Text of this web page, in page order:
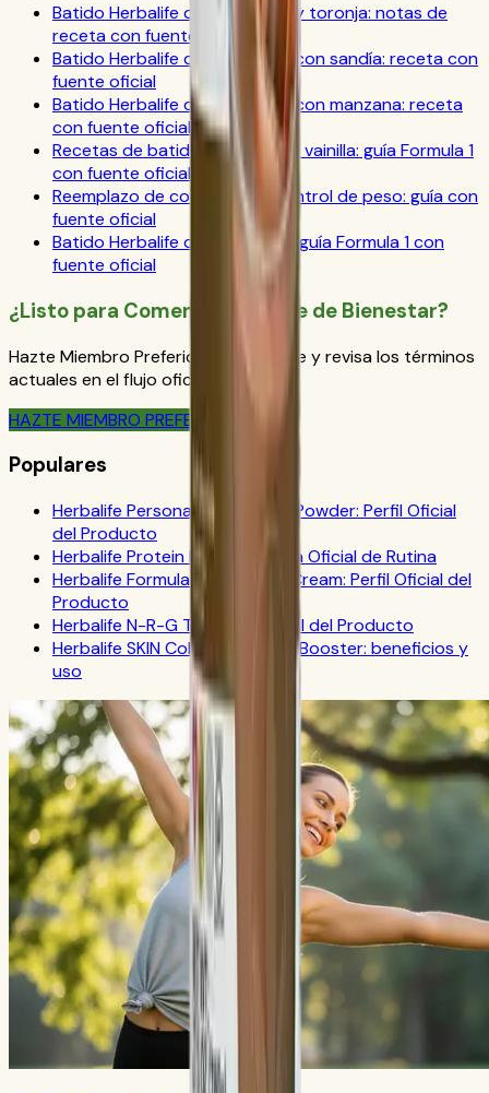
Batido Herbalife de chocolate y toronja: notas de
receta con fuente oficial
Batido Herbalife de chocolate con sandía: receta con
fuente oficial
Batido Herbalife de chocolate con manzana: receta
con fuente oficial
Recetas de batido Herbalife de vainilla: guía Formula 1
con fuente oficial
Reemplazo de comida para control de peso: guía con
fuente oficial
Batido Herbalife de té matcha: guía Formula 1 con
fuente oficial
¿Listo para Comenzar Tu Viaje de Bienestar?
Hazte Miembro Preferido de Herbalife y revisa los términos
actuales en el flujo oficial de pedido.
HAZTE MIEMBRO PREFERIDO
Populares
Herbalife Personalized Protein Powder: Perfil Oficial
del Producto
Herbalife Protein Drink Mix: Guía Oficial de Rutina
Herbalife Formula 1 Cookies 'n Cream: Perfil Oficial del
Producto
Herbalife N-R-G Tea: FAQ Oficial del Producto
Herbalife SKIN Collagen Beauty Booster: beneficios y
uso